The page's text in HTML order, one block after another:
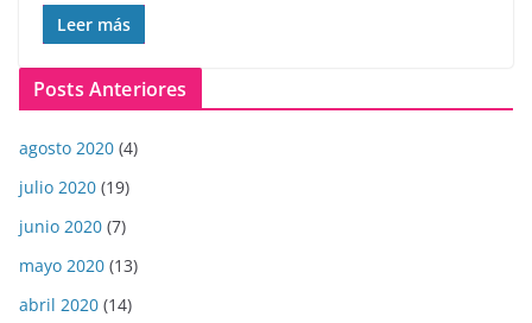
Leer más
Posts Anteriores
agosto 2020 (4)
julio 2020 (19)
junio 2020 (7)
mayo 2020 (13)
abril 2020 (14)